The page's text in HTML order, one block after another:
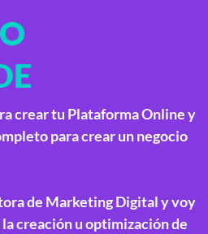
crear tu Plataforma Online y
para crear un negocio
de Marketing Digital y voy
la creación u optimización de